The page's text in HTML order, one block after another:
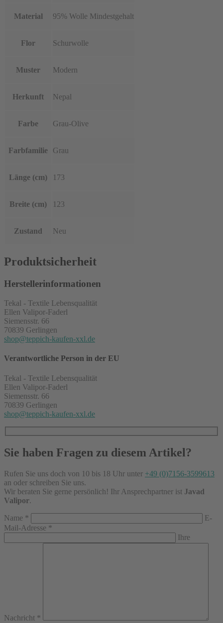
Material 95% Wolle Mindestgehalt
Flor Schurwolle
Muster Modern
Herkunft Nepal
Farbe Grau-Olive
Farbfamilie Grau
Länge (cm) 173
Breite (cm) 123
Zustand Neu
Produktsicherheit
Herstellerinformationen
Tekal - Textile Lebensqualität
Ellen Valipor-Faderl
Siemensstr. 66
70839 Gerlingen
shop@teppich-kaufen-xxl.de
Verantwortliche Person in der EU
Tekal - Textile Lebensqualität
Ellen Valipor-Faderl
Siemensstr. 66
70839 Gerlingen
shop@teppich-kaufen-xxl.de
Sie haben Fragen zu diesem Artikel?
Rufen Sie uns doch von 10 bis 18 Uhr unter +49 (0)7156-3599613
an oder schreiben Sie uns.
Wir beraten Sie gerne persönlich! Ihr Ansprechpartner ist Javad
Valipor.
Name *
E-
Mail-Adresse *
Ihre
Nachricht *